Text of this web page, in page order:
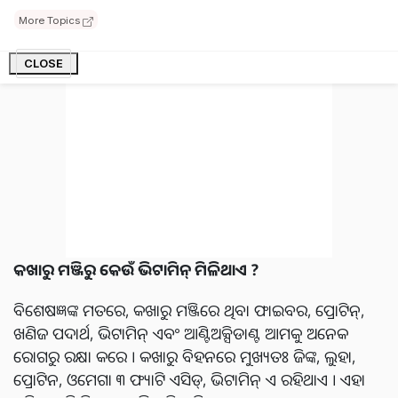
More Topics
CLOSE
କଖାରୁ ମଞ୍ଜିରୁ କେଉଁ ଭିଟାମିନ୍ ମିଳିଥାଏ ?
ବିଶେଷଜ୍ଞଙ୍କ ମତରେ, କଖାରୁ ମଞ୍ଜିରେ ଥିବା ଫାଇବର, ପ୍ରୋଟିନ୍,
ଖଣିଜ ପଦାର୍ଥ, ଭିଟାମିନ୍ ଏବଂ ଆଣ୍ଟିଅକ୍ସିଡାଣ୍ଟ ଆମକୁ ଅନେକ
ରୋଗରୁ ରକ୍ଷା କରେ । କଖାରୁ ବିହନରେ ମୁଖ୍ୟତଃ ଜିଙ୍କ, ଲୁହା,
ପ୍ରୋଟିନ, ଓମେଗା ୩ ଫ୍ୟାଟି ଏସିଡ୍, ଭିଟାମିନ୍ ଏ ରହିଥାଏ । ଏହା